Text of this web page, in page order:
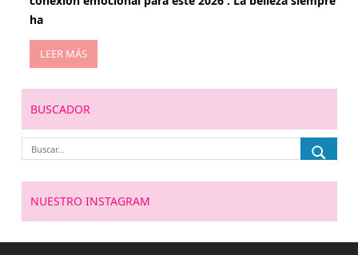
ha
LEER MÁS
BUSCADOR
NUESTRO INSTAGRAM